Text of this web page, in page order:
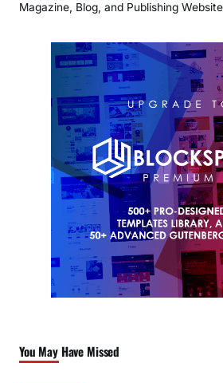
Magazine, Blog, and Publishing
You May Have Missed